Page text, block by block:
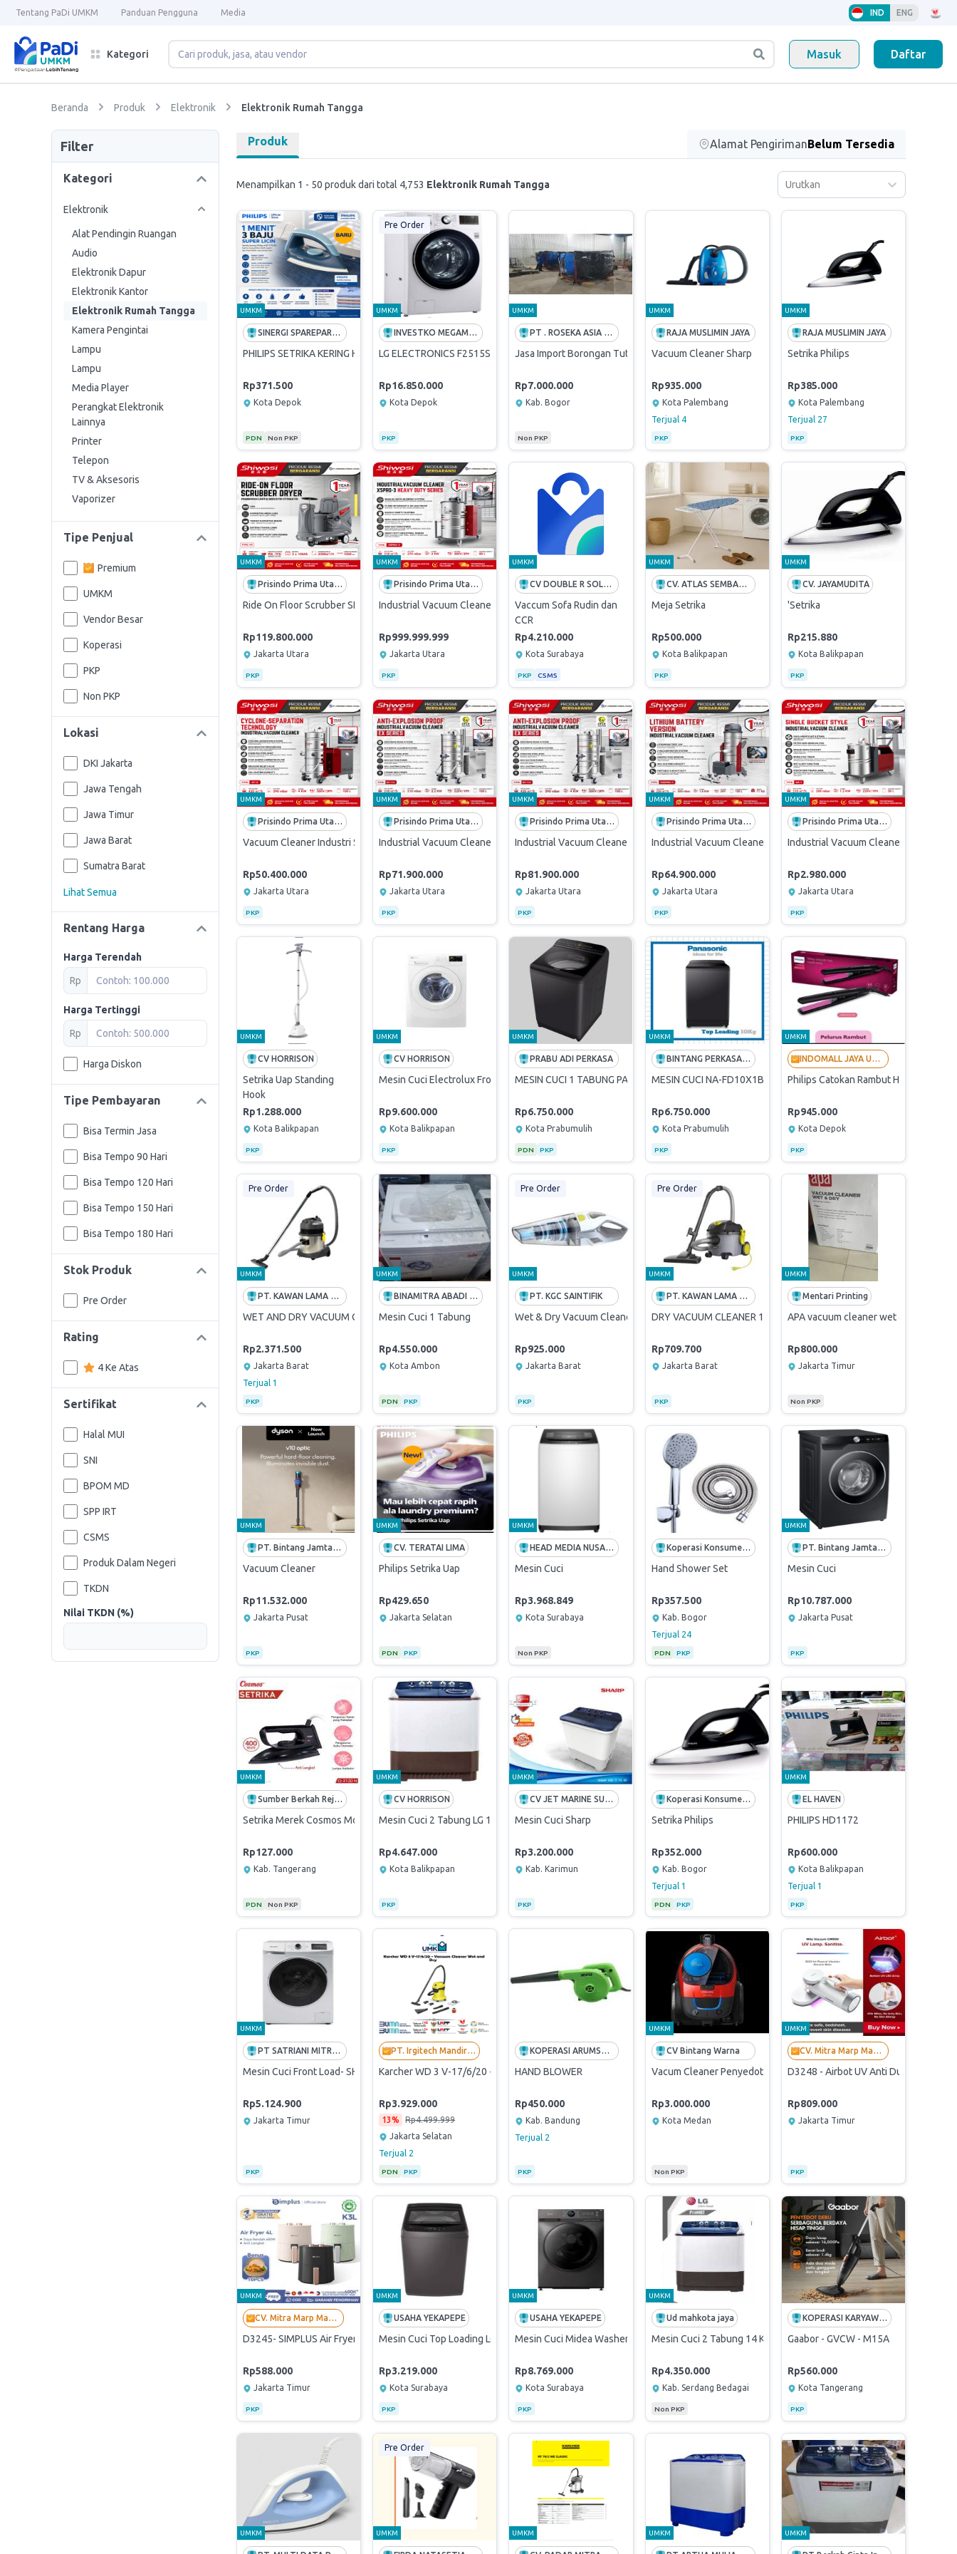
Tentang PaDi UMKM Panduan Pengguna Media IND ENG
Kategori Masuk Daftar
Beranda Produk Elektronik Elektronik Rumah Tangga
Filter
Kategori
Elektronik
Alat Pendingin Ruangan
Audio
Elektronik Dapur
Elektronik Kantor
Elektronik Rumah Tangga
Kamera Pengintai
Lampu
Lampu
Media Player
Perangkat Elektronik
Lainnya
Printer
Telepon
TV & Aksesoris
Vaporizer
Tipe Penjual
Premium
UMKM
Vendor Besar
Koperasi
PKP
Non PKP
Lokasi
DKI Jakarta
Jawa Tengah
Jawa Timur
Jawa Barat
Sumatra Barat
Lihat Semua
Rentang Harga
Harga Terendah
Rp
Harga Tertinggi
Rp
Harga Diskon
Tipe Pembayaran
Bisa Termin Jasa
Bisa Tempo 90 Hari
Bisa Tempo 120 Hari
Bisa Tempo 150 Hari
Bisa Tempo 180 Hari
Stok Produk
Pre Order
Rating
4 Ke Atas
Sertifikat
Halal MUI
SNI
BPOM MD
SPP IRT
CSMS
Produk Dalam Negeri
TKDN
Nilai TKDN (%)
Produk Alamat PengirimanBelum Tersedia
Menampilkan 1 - 50 produk dari total 4,753 Elektronik Rumah Tangga Urutkan
UMKM
SINERGI SPAREPART INDONESIA
PHILIPS SETRIKA KERING HD1175/20 - BIRU
Rp371.500
Kota Depok
PDN Non PKP
Pre Order
UMKM
INVESTKO MEGAMART | SUPPLIER TERBAIK PADI UMKM
LG ELECTRONICS F2515STGW Mesin Cuci Front Loading 15 Kg - F2515SNEWI
Rp16.850.000
Kota Depok
PKP
UMKM
PT . ROSEKA ASIA LOGISTICS
Jasa Import Borongan Tutup Tangki China-Jakarta
Rp7.000.000
Kab. Bogor
Non PKP
UMKM
RAJA MUSLIMIN JAYA
Vacuum Cleaner Sharp
Rp935.000
Kota Palembang
Terjual 4
PKP
UMKM
RAJA MUSLIMIN JAYA
Setrika Philips
Rp385.000
Kota Palembang
Terjual 27
PKP
UMKM
Prisindo Prima Utama
Ride On Floor Scrubber SHIWOSI V9 Mesin Scrubber Lantai SHIWOSI
Rp119.800.000
Jakarta Utara
PKP
UMKM
Prisindo Prima Utama
Industrial Vacuum Cleaner Shiwosi X5PRO-3 Heavy Duty Series – Vacuum Cleaner 80 Liter
Rp999.999.999
Jakarta Utara
PKP
UMKM
CV DOUBLE R SOLUTIONS
Vaccum Sofa Rudin dan
CCR
Rp4.210.000
Kota Surabaya
PKP CSMS
UMKM
CV. ATLAS SEMBAWANG
Meja Setrika
Rp500.000
Kota Balikpapan
PKP
UMKM
CV. JAYAMUDITA
'Setrika
Rp215.880
Kota Balikpapan
PKP
UMKM
Prisindo Prima Utama
Vacuum Cleaner Industri Shiwosi X7-4 100 Liter 4KW 380V | Industrial Vacuum Cleaner Heavy Duty Sedot
Rp50.400.000
Jakarta Utara
PKP
UMKM
Prisindo Prima Utama
Industrial Vacuum Cleaner SHIWOSI EX- 7.2 100 Liter ATEX CERT
Rp71.900.000
Jakarta Utara
PKP
UMKM
Prisindo Prima Utama
Industrial Vacuum Cleaner SHIWOSI EX- 7.4 290 Mbar ATEX CERT
Rp81.900.000
Jakarta Utara
PKP
UMKM
Prisindo Prima Utama
Industrial Vacuum Cleaner Shiwosi X6DPRO-T – Vacuum Industri
Rp64.900.000
Jakarta Utara
PKP
UMKM
Prisindo Prima Utama
Industrial Vacuum Cleaner Shiwosi
Rp2.980.000
Jakarta Utara
PKP
UMKM
CV HORRISON
Setrika Uap Standing
Hook
Rp1.288.000
Kota Balikpapan
PKP
UMKM
CV HORRISON
Mesin Cuci Electrolux Front Loading 8 Kg
Rp9.600.000
Kota Balikpapan
PKP
UMKM
PRABU ADI PERKASA
MESIN CUCI 1 TABUNG PANASONIC 10KG
Rp6.750.000
Kota Prabumulih
PDN PKP
UMKM
BINTANG PERKASA 1999
MESIN CUCI NA-FD10X1BSG 10 Kg
Rp6.750.000
Kota Prabumulih
PKP
UMKM
INDOMALL JAYA UTAMA - LANGGANAN BUMN
Philips Catokan Rambut HP8401
Rp945.000
Kota Depok
PKP
Pre Order
UMKM
PT. KAWAN LAMA SOLUSI
WET AND DRY VACUUM CLEANER 15L - KW1800306
Rp2.371.500
Jakarta Barat
Terjual 1
PKP
UMKM
BINAMITRA ABADI SELARAS
Mesin Cuci 1 Tabung
Rp4.550.000
Kota Ambon
PDN PKP
Pre Order
UMKM
PT. KGC SAINTIFIK
Wet & Dry Vacuum Cleaner Cordless Frvcwb14.8V
Rp925.000
Jakarta Barat
PKP
Pre Order
UMKM
PT. KAWAN LAMA SOLUSI
DRY VACUUM CLEANER 10L 1000W FRVCD10A - 10624247
Rp709.700
Jakarta Barat
PKP
UMKM
Mentari Printing
APA vacuum cleaner wet & dry
Rp800.000
Jakarta Timur
Non PKP
UMKM
PT. Bintang Jamtama Sejahtera
Vacuum Cleaner
Rp11.532.000
Jakarta Pusat
PKP
UMKM
CV. TERATAI LIMA
Philips Setrika Uap
Rp429.650
Jakarta Selatan
PDN PKP
UMKM
HEAD MEDIA NUSANTARA
Mesin Cuci
Rp3.968.849
Kota Surabaya
Non PKP
Koperasi Konsumen Sinergi Agrowisata Nusantara
Hand Shower Set
Rp357.500
Kab. Bogor
Terjual 24
PDN PKP
UMKM
PT. Bintang Jamtama Sejahtera
Mesin Cuci
Rp10.787.000
Jakarta Pusat
PKP
UMKM
Sumber Berkah Rejeki
Setrika Merek Cosmos Model CI 3120N
Rp127.000
Kab. Tangerang
PDN Non PKP
UMKM
CV HORRISON
Mesin Cuci 2 Tabung LG 12 Kg
Rp4.647.000
Kota Balikpapan
PKP
UMKM
CV JET MARINE SUPPLIER
Mesin Cuci Sharp
Rp3.200.000
Kab. Karimun
PKP
Koperasi Konsumen Sinergi Agrowisata Nusantara
Setrika Philips
Rp352.000
Kab. Bogor
Terjual 1
PDN PKP
UMKM
EL HAVEN
PHILIPS HD1172
Rp600.000
Kota Balikpapan
Terjual 1
PKP
UMKM
PT SATRIANI MITRA PERTAMA
Mesin Cuci Front Load- SHARP ES-FL1270MWX
Rp5.124.900
Jakarta Timur
PKP
PT. Irgitech Mandiri Indonesia
Karcher WD 3 V-17/6/20 - Vacuum Cleaner Wet and Dry - 2026
Rp3.929.000
13%
Rp4.499.999
Jakarta Selatan
Terjual 2
PDN PKP
KOPERASI ARUMSARI BERKAH SEJAHTERA
HAND BLOWER
Rp450.000
Kab. Bandung
Terjual 2
PKP
UMKM
CV Bintang Warna
Vacum Cleaner Penyedot Debu Philips Bagless - FC9330 09 K9
Rp3.000.000
Kota Medan
Non PKP
UMKM
CV. Mitra Marp Mandiri
D3248 - Airbot UV Anti Dust Mite
Rp809.000
Jakarta Timur
PKP
UMKM
CV. Mitra Marp Mandiri
D3245- SIMPLUS Air Fryer Low Watt 650W Kapasitas 4L Penggorengan Tanpa Minyak KQZG007 - Hijau/Hitam
Rp588.000
Jakarta Timur
PKP
UMKM
USAHA YEKAPEPE
Mesin Cuci Top Loading LG 9 Kg T2109NBTM
Rp3.219.000
Kota Surabaya
PKP
UMKM
USAHA YEKAPEPE
Mesin Cuci Midea Washer Dryer MF200D120WB
Rp8.769.000
Kota Surabaya
PKP
UMKM
Ud mahkota jaya
Mesin Cuci 2 Tabung 14 Kg Type P1400RT - LG
Rp4.350.000
Kab. Serdang Bedagai
Non PKP
KOPERASI KARYAWAN AIRNAV INDONESIA
Gaabor - GVCW - M15A
Rp560.000
Kota Tangerang
PKP
UMKM
Pre Order
UMKM UMKM UMKM UMKM